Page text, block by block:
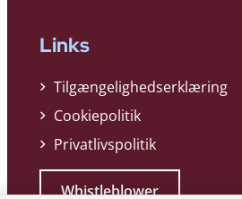
Links
Tilgængelighedserklæring
Cookiepolitik
Privatlivspolitik
Whistleblower